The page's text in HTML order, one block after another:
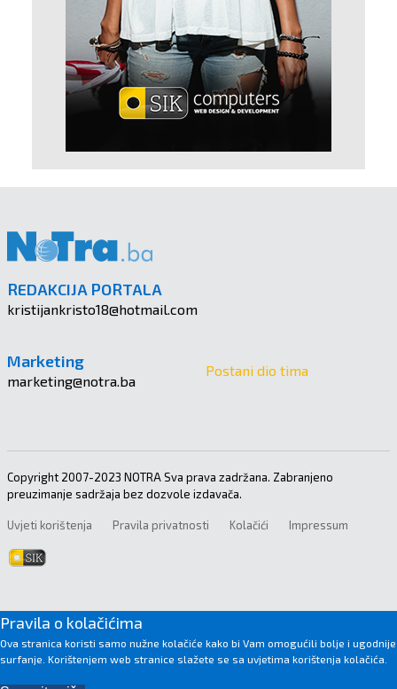
REDAKCIJA PORTALA
kristijankristo18@hotmail.com
Marketing
marketing@notra.ba
Postani dio tima
Copyright 2007-2023 NOTRA Sva prava zadržana. Zabranjeno
preuzimanje sadržaja bez dozvole izdavača.
Uvjeti korištenja Pravila privatnosti Kolačići Impressum
Pravila o kolačićima
Ova stranica koristi samo nužne kolačiće kako bi Vam omogućili bolje i ugodnije
surfanje. Korištenjem web stranice slažete se sa uvjetima korištenja kolačića.